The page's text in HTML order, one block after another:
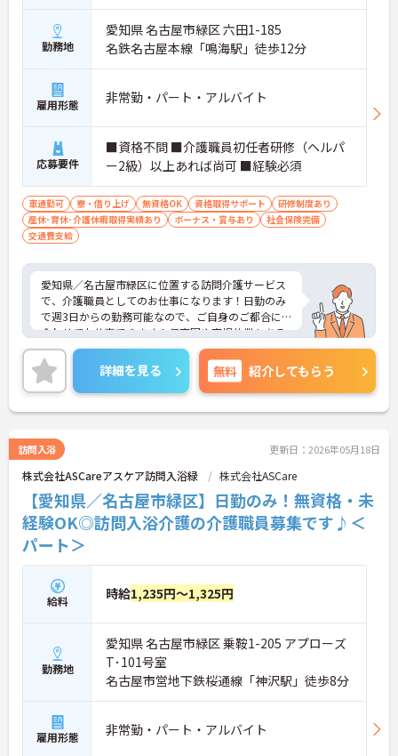
勤務地
愛知県 名古屋市緑区 六田1-185
名鉄名古屋本線「鳴海駅」徒歩12分
雇用形態 非常勤・パート・アルバイト
応募要件
■資格不問 ■介護職員初任者研修（ヘルパ
ー2級）以上あれば尚可 ■経験必須
車通勤可 寮・借り上げ 無資格OK 資格取得サポート
研修制度あり
産休･育休･介護休暇取得実績あり
ボーナス・賞与あり
社会保険完備
交通費支給
愛知県／名古屋市緑区に位置する訪問介護サービス
で、介護職員としてのお仕事になります！日勤のみ
で週3日からの勤務可能なので、ご自身のご都合に
合わせてお仕事できます！保育園や育児休業もある
ので、お子様がいらっしゃる方でも安心して働けま
す♪ご興味ある方は面接ポイントをお伝えしますの
で、お気軽にお問い合わせください♪
詳細を見る 無料 紹介してもらう
訪問入浴 更新日：2026年05月18日
株式会社ASCareアスケア訪問入浴緑 株式会社ASCare
【愛知県／名古屋市緑区】日勤のみ！無資格・未
経験OK◎訪問入浴介護の介護職員募集です♪＜
パート＞
給料 時給1,235円～1,325円
勤務地
愛知県 名古屋市緑区 乗鞍1-205 アプローズ
T･101号室
名古屋市営地下鉄桜通線「神沢駅」徒歩8分
雇用形態 非常勤・パート・アルバイト